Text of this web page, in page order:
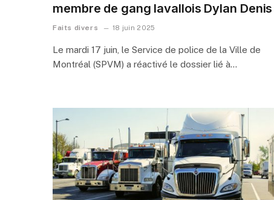
membre de gang lavallois Dylan Denis
Faits divers 18 juin 2025
Le mardi 17 juin, le Service de police de la Ville de
Montréal (SPVM) a réactivé le dossier lié à…